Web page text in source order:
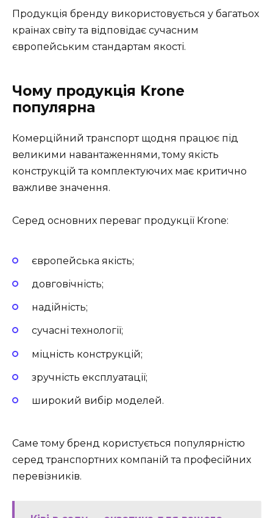
Продукція бренду використовується у багатьох
країнах світу та відповідає сучасним
європейським стандартам якості.
Чому продукція Krone
популярна
Комерційний транспорт щодня працює під
великими навантаженнями, тому якість
конструкцій та комплектуючих має критично
важливе значення.
Серед основних переваг продукції Krone:
європейська якість;
довговічність;
надійність;
сучасні технології;
міцність конструкцій;
зручність експлуатації;
широкий вибір моделей.
Саме тому бренд користується популярністю
серед транспортних компаній та професійних
перевізників.